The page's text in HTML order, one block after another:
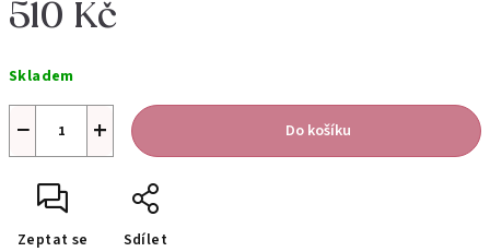
510 Kč
cena:
Skladem
+
− Do košíku
Zeptat se Sdílet